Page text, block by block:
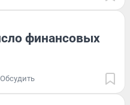
финансовых
Обсудить